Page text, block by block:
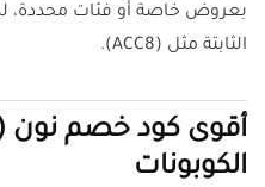
بعروض خاصة أو فئات محددة،
الثابتة مثل (ACC8).
الكوبونات